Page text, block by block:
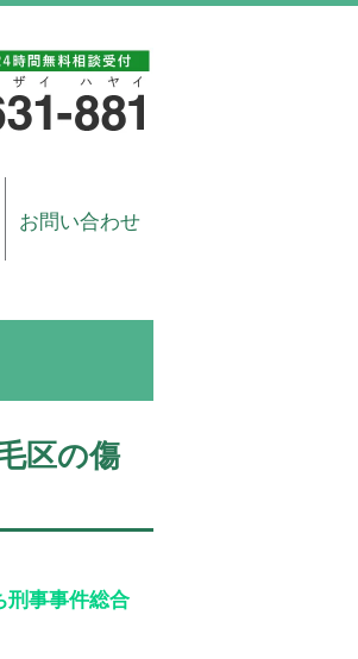
お問い合わせ
区の傷
刑事事件総合